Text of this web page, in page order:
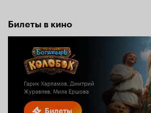
Билеты в кино
Билеты
Гарик Харламов, Дмитрий
Журавлев, Мила Ершова